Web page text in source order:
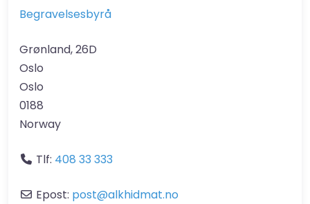
Begravelsesbyrå
Grønland, 26D
Oslo
Oslo
0188
Norway
Tlf: 408 33 333
Epost: post@alkhidmat.no